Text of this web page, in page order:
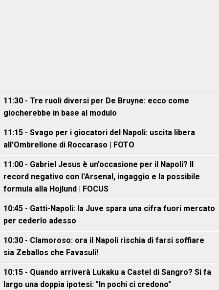
11:30 - Tre ruoli diversi per De Bruyne: ecco come
giocherebbe in base al modulo
11:15 - Svago per i giocatori del Napoli: uscita libera
all'Ombrellone di Roccaraso | FOTO
11:00 - Gabriel Jesus è un'occasione per il Napoli? Il
record negativo con l'Arsenal, ingaggio e la possibile
formula alla Hojlund | FOCUS
10:45 - Gatti-Napoli: la Juve spara una cifra fuori mercato
per cederlo adesso
10:30 - Clamoroso: ora il Napoli rischia di farsi soffiare
sia Zeballos che Favasuli!
10:15 - Quando arriverà Lukaku a Castel di Sangro? Si fa
largo una doppia ipotesi: "In pochi ci credono"